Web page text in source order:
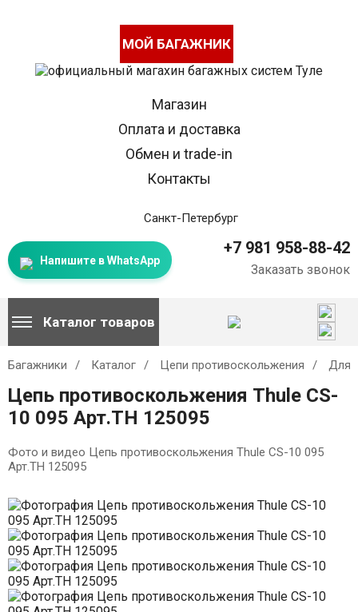
МОЙ БАГАЖНИК
Магазин
Оплата и доставка
Обмен и trade-in
Контакты
Санкт-Петербург
Напишите в WhatsApp
+7 981 958-88-42
Заказать звонок
Каталог товаров
Багажники Каталог Цепи противоскольжения Для
Цепь противоскольжения Thule CS-
10 095 Арт.TH 125095
Фото и видео Цепь противоскольжения Thule CS-10 095
Арт.TH 125095